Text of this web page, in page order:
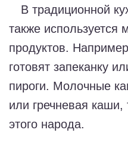
В традиционной
также используется
продуктов.
готовят запеканку
пироги. Молочные
или гречневая
этого народа.